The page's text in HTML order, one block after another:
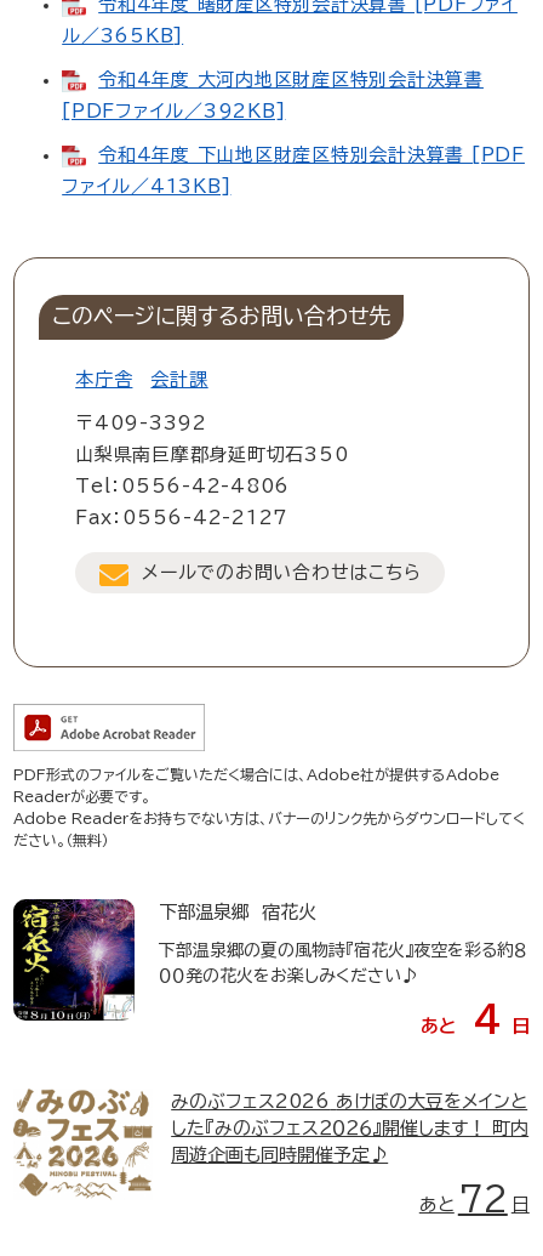
令和4年度 曙財産区特別会計決算書 [PDFファイ
ル／365KB]
令和4年度 大河内地区財産区特別会計決算書
[PDFファイル／392KB]
令和4年度 下山地区財産区特別会計決算書 [PDF
ファイル／413KB]
このページに関するお問い合わせ先
本庁舎 会計課
〒409-3392
山梨県南巨摩郡身延町切石350
Tel：0556-42-4806
Fax：0556-42-2127
メールでのお問い合わせはこちら
PDF形式のファイルをご覧いただく場合には、Adobe社が提供するAdobe
Readerが必要です。
Adobe Readerをお持ちでない方は、バナーのリンク先からダウンロードしてく
ださい。（無料）
下部温泉郷 宿花火
下部温泉郷の夏の風物詩『宿花火』夜空を彩る約８
００発の花火をお楽しみください♪
あと 4 日
みのぶフェス2026 あけぼの大豆をメインと
した『みのぶフェス２０２６』開催します！ 町内
周遊企画も同時開催予定♪
あと 72 日